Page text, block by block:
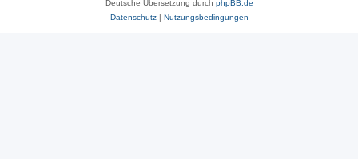
Deutsche Übersetzung durch phpBB.de
Datenschutz| Nutzungsbedingungen